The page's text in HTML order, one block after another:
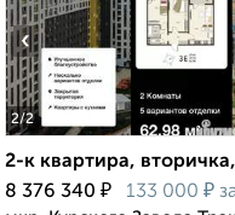
2/2
‹
2-к квартира,
8 376 340 ₽ 133 000 ₽